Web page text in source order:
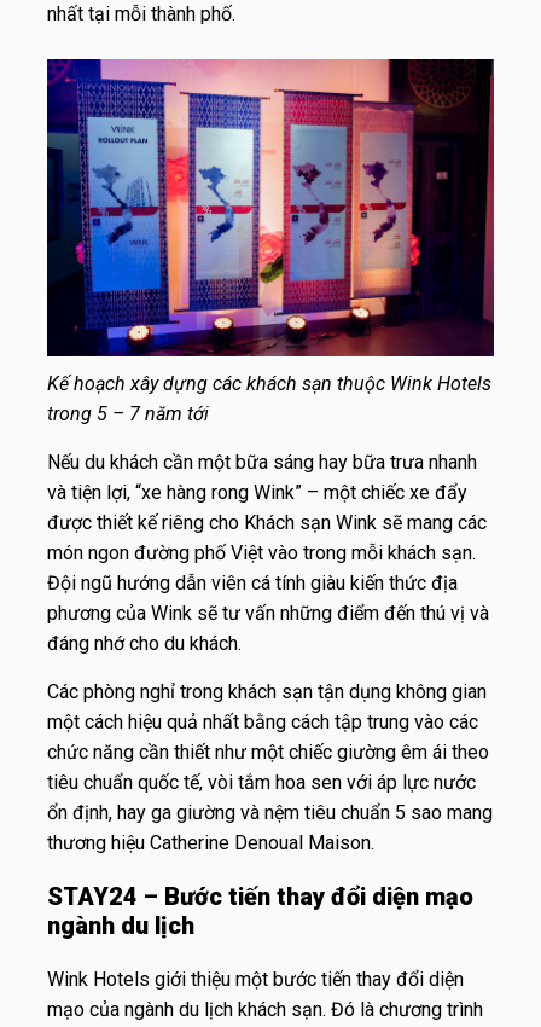
nhất tại mỗi thành phố.
Kế hoạch xây dựng các khách sạn thuộc Wink Hotels
trong 5 – 7 năm tới
Nếu du khách cần một bữa sáng hay bữa trưa nhanh
và tiện lợi, “xe hàng rong Wink” – một chiếc xe đẩy
được thiết kế riêng cho Khách sạn Wink sẽ mang các
món ngon đường phố Việt vào trong mỗi khách sạn.
Đội ngũ hướng dẫn viên cá tính giàu kiến thức địa
phương của Wink sẽ tư vấn những điểm đến thú vị và
đáng nhớ cho du khách.
Các phòng nghỉ trong khách sạn tận dụng không gian
một cách hiệu quả nhất bằng cách tập trung vào các
chức năng cần thiết như một chiếc giường êm ái theo
tiêu chuẩn quốc tế, vòi tắm hoa sen với áp lực nước
ổn định, hay ga giường và nệm tiêu chuẩn 5 sao mang
thương hiệu Catherine Denoual Maison.
STAY24 – Bước tiến thay đổi diện mạo
ngành du lịch
Wink Hotels giới thiệu một bước tiến thay đổi diện
mạo của ngành du lịch khách sạn. Đó là chương trình